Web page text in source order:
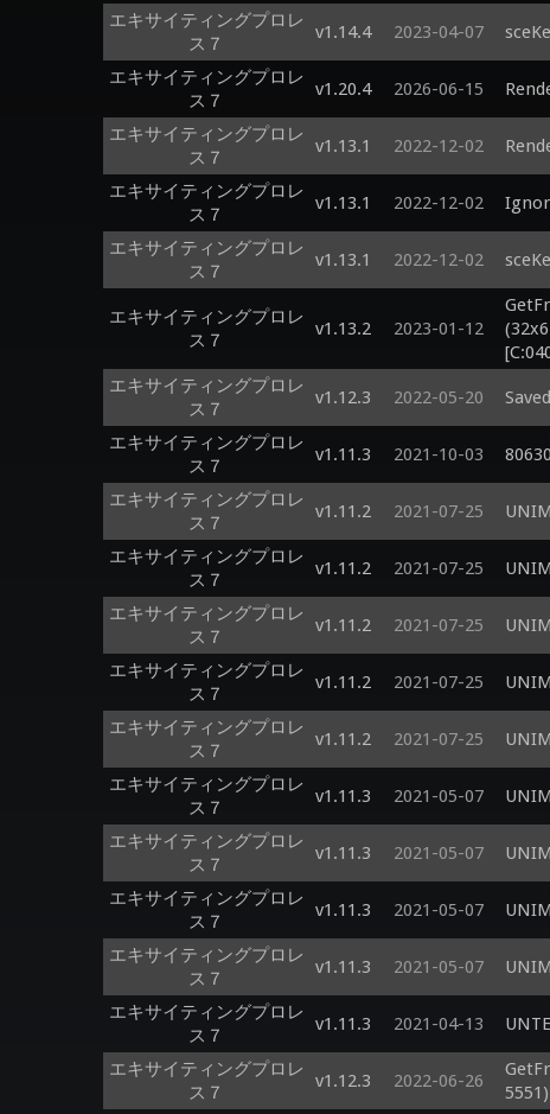
エキサイティングプロレ
ス７
v1.14.4 2023-04-07
エキサイティングプロレ
ス７
v1.20.4 2026-06-15
エキサイティングプロレ
ス７
v1.13.1 2022-12-02
エキサイティングプロレ
ス７
v1.13.1 2022-12-02
エキサイティングプロレ
ス７
v1.13.1 2022-12-02
エキサイティングプロレ
ス７
v1.13.2 2023-01-12
エキサイティングプロレ
ス７
v1.12.3 2022-05-20
エキサイティングプロレ
ス７
v1.11.3 2021-10-03
エキサイティングプロレ
ス７
v1.11.2 2021-07-25
エキサイティングプロレ
ス７
v1.11.2 2021-07-25
エキサイティングプロレ
ス７
v1.11.2 2021-07-25
エキサイティングプロレ
ス７
v1.11.2 2021-07-25
エキサイティングプロレ
ス７
v1.11.2 2021-07-25
エキサイティングプロレ
ス７
v1.11.3 2021-05-07
エキサイティングプロレ
ス７
v1.11.3 2021-05-07
エキサイティングプロレ
ス７
v1.11.3 2021-05-07
エキサイティングプロレ
ス７
v1.11.3 2021-05-07
エキサイティングプロレ
ス７
v1.11.3 2021-04-13
エキサイティングプロレ
ス７
v1.12.3 2022-06-26
5551)